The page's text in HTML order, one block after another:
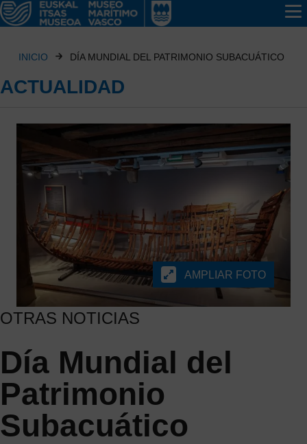
INICIO DÍA MUNDIAL DEL PATRIMONIO SUBACUÁTICO
ACTUALIDAD
OTRAS NOTICIAS
Día Mundial del
Patrimonio
Subacuático
AMPLIAR FOTO